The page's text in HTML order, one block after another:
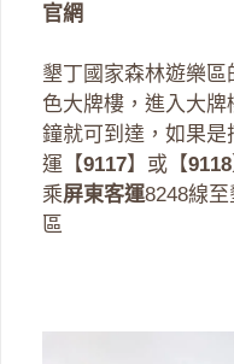
官網
墾丁國家森林遊樂
色大牌樓，進入大
鐘就可到達，如果
運【9117】或【9118
乘屏東客運8248線
區